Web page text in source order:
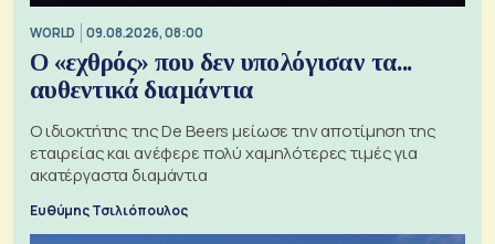
WORLD 09.08.2026, 08:00
Ο «εχθρός» που δεν υπολόγισαν τα...
αυθεντικά διαμάντια
Ο ιδιοκτήτης της De Beers μείωσε την αποτίμηση της
εταιρείας και ανέφερε πολύ χαμηλότερες τιμές για
ακατέργαστα διαμάντια
Ευθύμης Τσιλιόπουλος